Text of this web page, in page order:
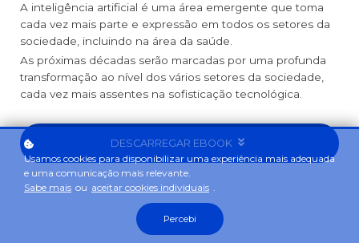
A inteligência artificial é uma área emergente que toma
cada vez mais parte e expressão em todos os setores da
sociedade, incluindo na área da saúde.
As próximas décadas serão marcadas por uma profunda
transformação ao nível dos vários setores da sociedade,
cada vez mais assentes na sofisticação tecnológica.
DESCARREGAR EBOOK
Usamos cookies para disponibilizar uma experiência mais adequada
e uma comunicação mais relevante.
Sabe mais ou aceitar cookies individuais .
Percebi